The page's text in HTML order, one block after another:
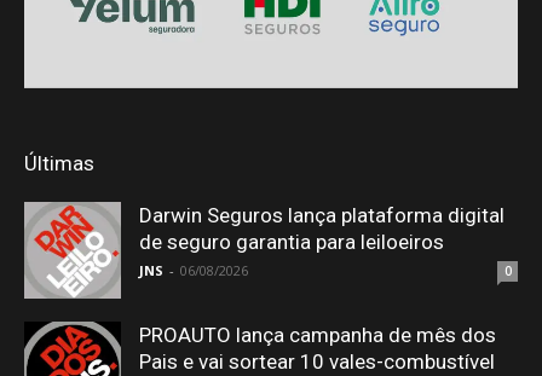
Últimas
Darwin Seguros lança plataforma digital
de seguro garantia para leiloeiros
JNS - 06/08/2026 0
PROAUTO lança campanha de mês dos
Pais e vai sortear 10 vales-combustível